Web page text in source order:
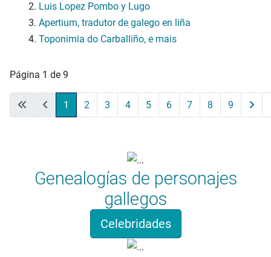
Luis Lopez Pombo y Lugo
Apertium, tradutor de galego en liña
Toponimia do Carballiño, e mais
Página 1 de 9
1 2 3 4 5 6 7 8 9
Genealogías de personajes
gallegos
Celebridades